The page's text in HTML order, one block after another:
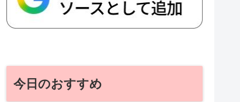
今日のおすすめ